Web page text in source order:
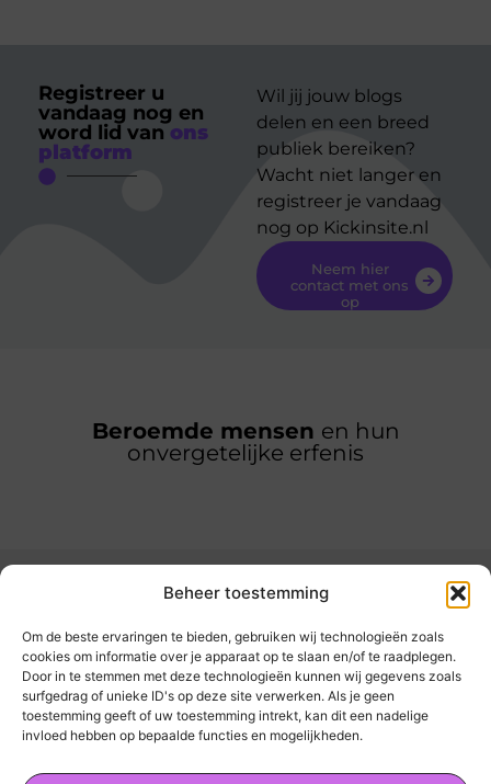
Beheer toestemming
Om de beste ervaringen te bieden, gebruiken wij technologieën zoals
cookies om informatie over je apparaat op te slaan en/of te raadplegen.
Door in te stemmen met deze technologieën kunnen wij gegevens zoals
surfgedrag of unieke ID's op deze site verwerken. Als je geen
toestemming geeft of uw toestemming intrekt, kan dit een nadelige
invloed hebben op bepaalde functies en mogelijkheden.
Registreer u
vandaag nog en
word lid van ons
platform
Wil jij jouw blogs
delen en een breed
publiek bereiken?
Wacht niet langer en
registreer je vandaag
nog op Kickinsite.nl
Neem hier
contact met ons
op
Beroemde mensen en hun
onvergetelijke erfenis
kickinsite.nl – Echt, eerlijk, alles wat telt.
Een verzameling van blogs en artikelen die
een breed scala aan onderwerpen uit het